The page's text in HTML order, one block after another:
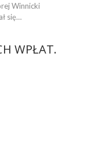
Winnicki
się…
WPŁAT.